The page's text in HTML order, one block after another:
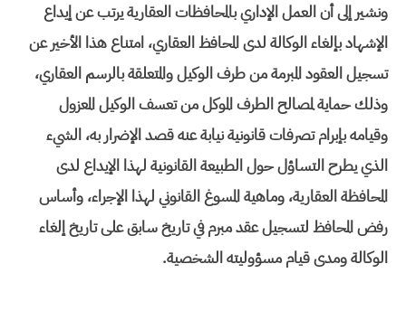
ونشير إلى أن العمل الإداري بالمحافظات العقارية يرتب عن إيداع
الإشهاد بإلغاء الوكالة لدى المحافظ العقاري، امتناع هذا الأخير عن
تسجيل العقود المبرمة من طرف الوكيل والمتعلقة بالرسم العقاري،
وذلك حماية لمصالح الطرف الموكل من تعسف الوكيل المعزول
وقيامه بإبرام تصرفات قانونية نيابة عنه قصد الإضرار به، الشيء
الذي يطرح التساؤل حول الطبيعة القانونية لهذا الإيداع لدى
المحافظة العقارية، وماهية المسوغ القانوني لهذا الإجراء، وأساس
رفض المحافظ لتسجيل عقد مبرم في تاريخ سابق على تاريخ إلغاء
الوكالة ومدى قيام مسؤوليته الشخصية.